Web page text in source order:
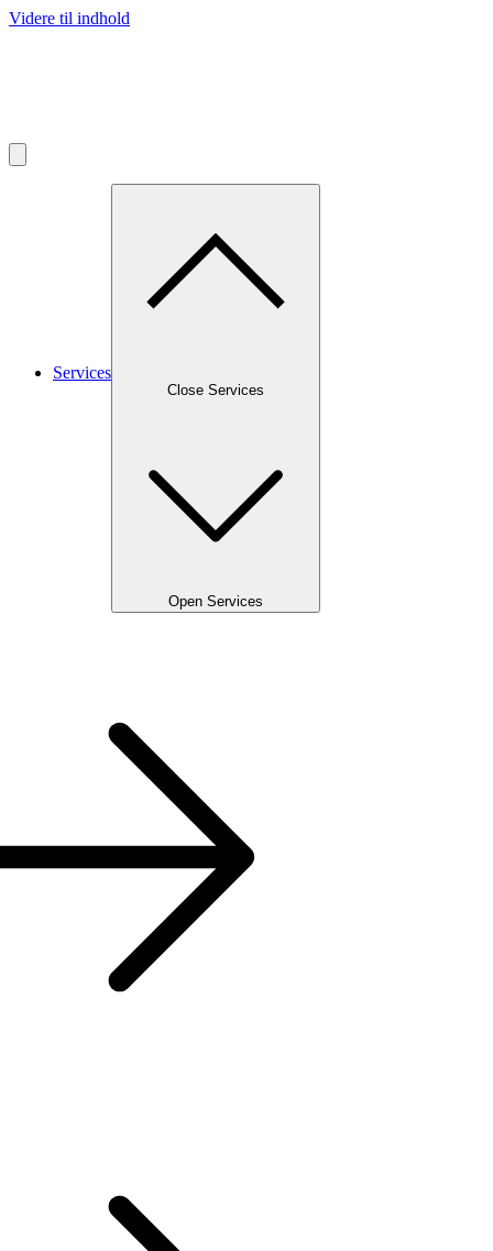
Videre til indhold
Services
Close Services
Open Services